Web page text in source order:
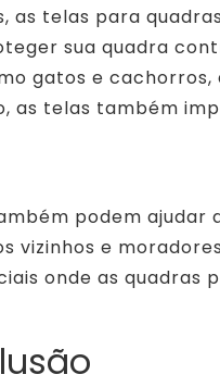
telas para
sua quadra
gatos e
as telas também
podem ajudar
e
onde as quadras